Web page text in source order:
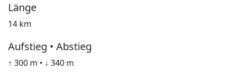
Länge
14 km
Aufstieg • Abstieg
↑ 300 m • ↓ 340 m